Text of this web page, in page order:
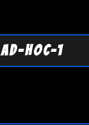
AD-HOC-1